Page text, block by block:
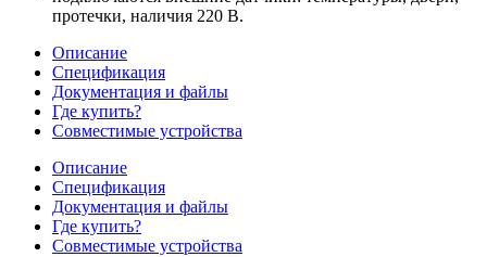
протечки, наличия 220 В.
Описание
Спецификация
Документация и файлы
Где купить?
Совместимые устройства
Описание
Спецификация
Документация и файлы
Где купить?
Совместимые устройства